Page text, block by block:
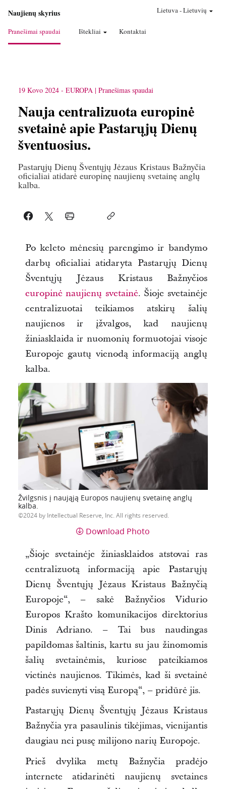
Naujienų skyrius
Pranešimai spaudai Ištekliai Kontaktai
Lietuva-Lietuvių
19 Kovo 2024 - EUROPA Pranešimas spaudai
Nauja centralizuota europinė
svetainė apie Pastarųjų Dienų
šventuosius.
Pastarųjų Dienų Šventųjų Jėzaus Kristaus Bažnyčia
oficialiai atidarė europinę naujienų svetainę anglų
kalba.
Po keleto mėnesių parengimo ir bandymo
darbų oficialiai atidaryta Pastarųjų Dienų
Šventųjų Jėzaus Kristaus Bažnyčios
europinė naujienų svetainė. Šioje svetainėje
centralizuotai teikiamos atskirų šalių
naujienos ir įžvalgos, kad naujienų
žiniasklaida ir nuomonių formuotojai visoje
Europoje gautų vienodą informaciją anglų
kalba.
Žvilgsnis į naująją Europos naujienų svetainę anglų
kalba.
2024 by Intellectual Reserve, Inc. All rights reserved.
Download Photo
„Šioje svetainėje žiniasklaidos atstovai ras
centralizuotą informaciją apie Pastarųjų
Dienų Šventųjų Jėzaus Kristaus Bažnyčią
Europoje“, – sakė Bažnyčios Vidurio
Europos Krašto komunikacijos direktorius
Dinis Adriano. – Tai bus naudingas
papildomas šaltinis, kartu su jau žinomomis
šalių svetainėmis, kuriose pateikiamos
vietinės naujienos. Tikimės, kad ši svetainė
padės suvienyti visą Europą“, – pridūrė jis.
Pastarųjų Dienų Šventųjų Jėzaus Kristaus
Bažnyčia yra pasaulinis tikėjimas, vienijantis
daugiau nei pusę milijono narių Europoje.
Prieš dvylika metų Bažnyčia pradėjo
internete atidarinėti naujienų svetaines